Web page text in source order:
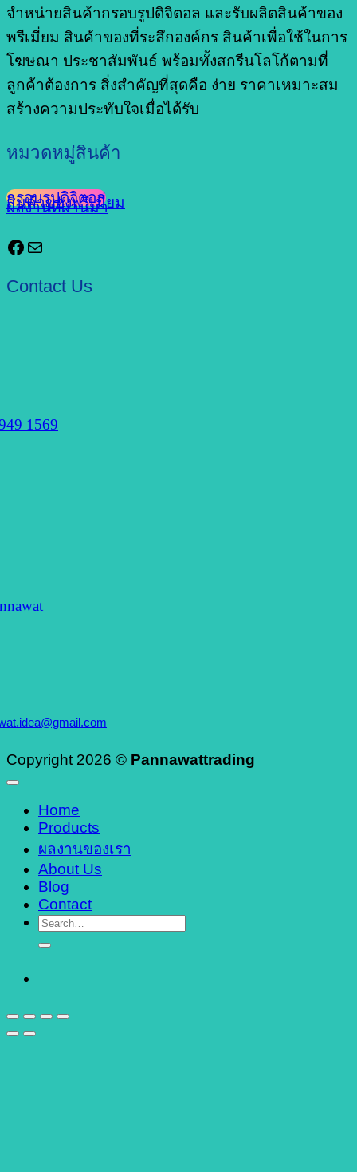
จำหน่ายสินค้ากรอบรูปดิจิตอล และรับผลิตสินค้าของ
พรีเมี่ยม สินค้าของที่ระลึกองค์กร สินค้าเพื่อใช้ในการ
โฆษณา ประชาสัมพันธ์ พร้อมทั้งสกรีนโลโก้ตามที่
ลูกค้าต้องการ สิ่งสำคัญที่สุดคือ ง่าย ราคาเหมาะสม
สร้างความประทับใจเมื่อได้รับ
หมวดหมู่สินค้า
กรอบรูปดิจิตอล
สินค้าของพรีเมี่ยม
ผลงานที่ผ่านมา
Facebook
Mail
Contact Us
1569
Copyright 2026 © Pannawattrading
Home
Products
ผลงานของเรา
About Us
Blog
Contact
Search